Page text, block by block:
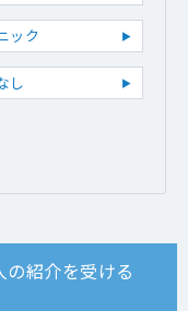
ック
し
紹介を受ける